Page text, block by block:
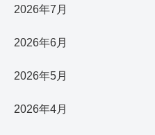
2026年7月
2026年6月
2026年5月
2026年4月